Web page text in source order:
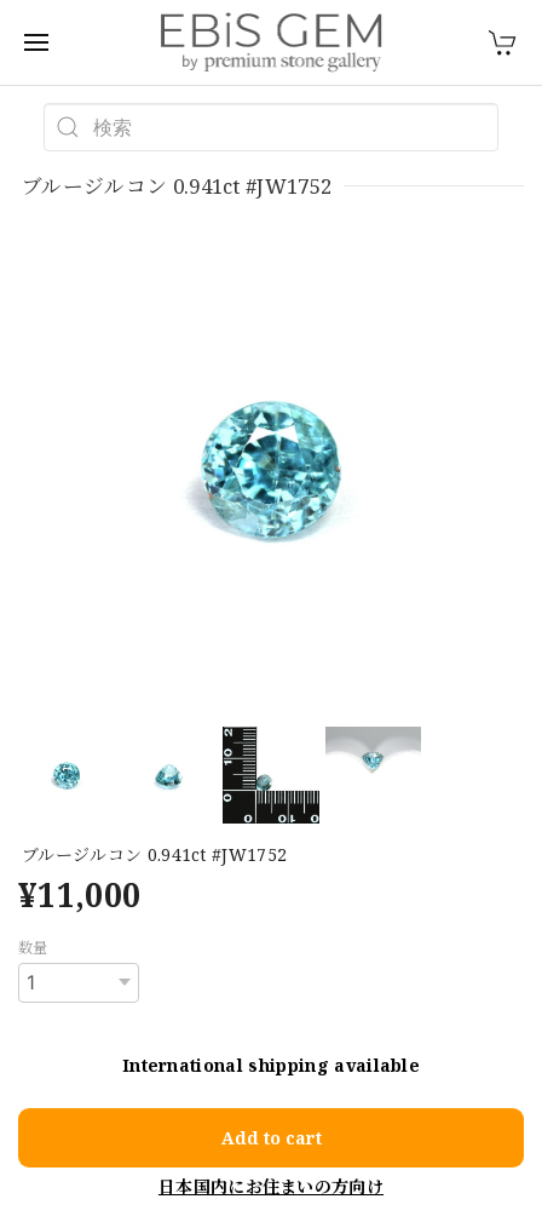
ブルージルコン 0.941ct #JW1752
ブルージルコン 0.941ct #JW1752
¥11,000
数量
International shipping available
Add to cart
日本国内にお住まいの方向け